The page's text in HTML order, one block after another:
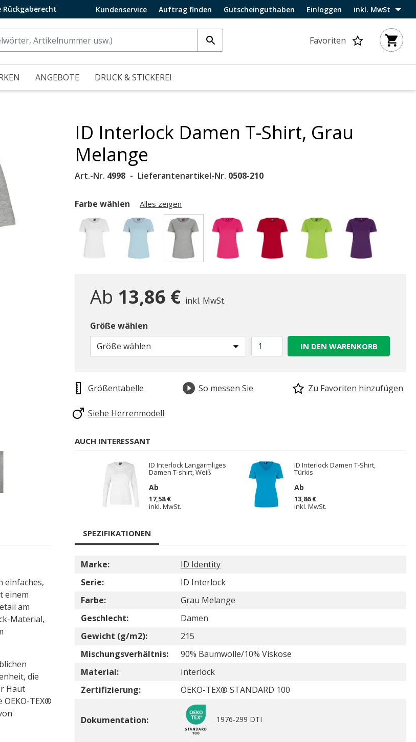
Rückgaberecht Kundenservice Auftrag finden Gutscheinguthaben Einloggen inkl. MwSt
Favoriten
ANGEBOTE DRUCK & STICKEREI
ID Interlock Damen T-Shirt, Grau
Melange
Art.-Nr. 4998 Lieferantenartikel-Nr. 0508-210
Farbe wählen Alles zeigen
Ab 13,86 € inkl. MwSt.
Größe wählen
Größe wählen
IN DEN WARENKORB
Größentabelle So messen Sie Zu Favoriten hinzufügen
Siehe Herrenmodell
AUCH INTERESSANT
ID Interlock Langärmliges
Damen T-shirt, Weiß
Ab
17,58 €
inkl. MwSt.
ID Interlock Damen T-Shirt,
Türkis
Ab
13,86 €
inkl. MwSt.
einfaches,
einem
am
Material,
die
Haut
TEX®
SPEZIFIKATIONEN
Marke:
ID Identity
Serie:
ID Interlock
Farbe:
Grau Melange
Geschlecht:
Damen
Gewicht (g/m2):
215
Mischungsverhältnis:
90% Baumwolle/10% Viskose
Material:
Interlock
Zertifizierung:
OEKO-TEX® STANDARD 100
Dokumentation: 1976-299 DTI